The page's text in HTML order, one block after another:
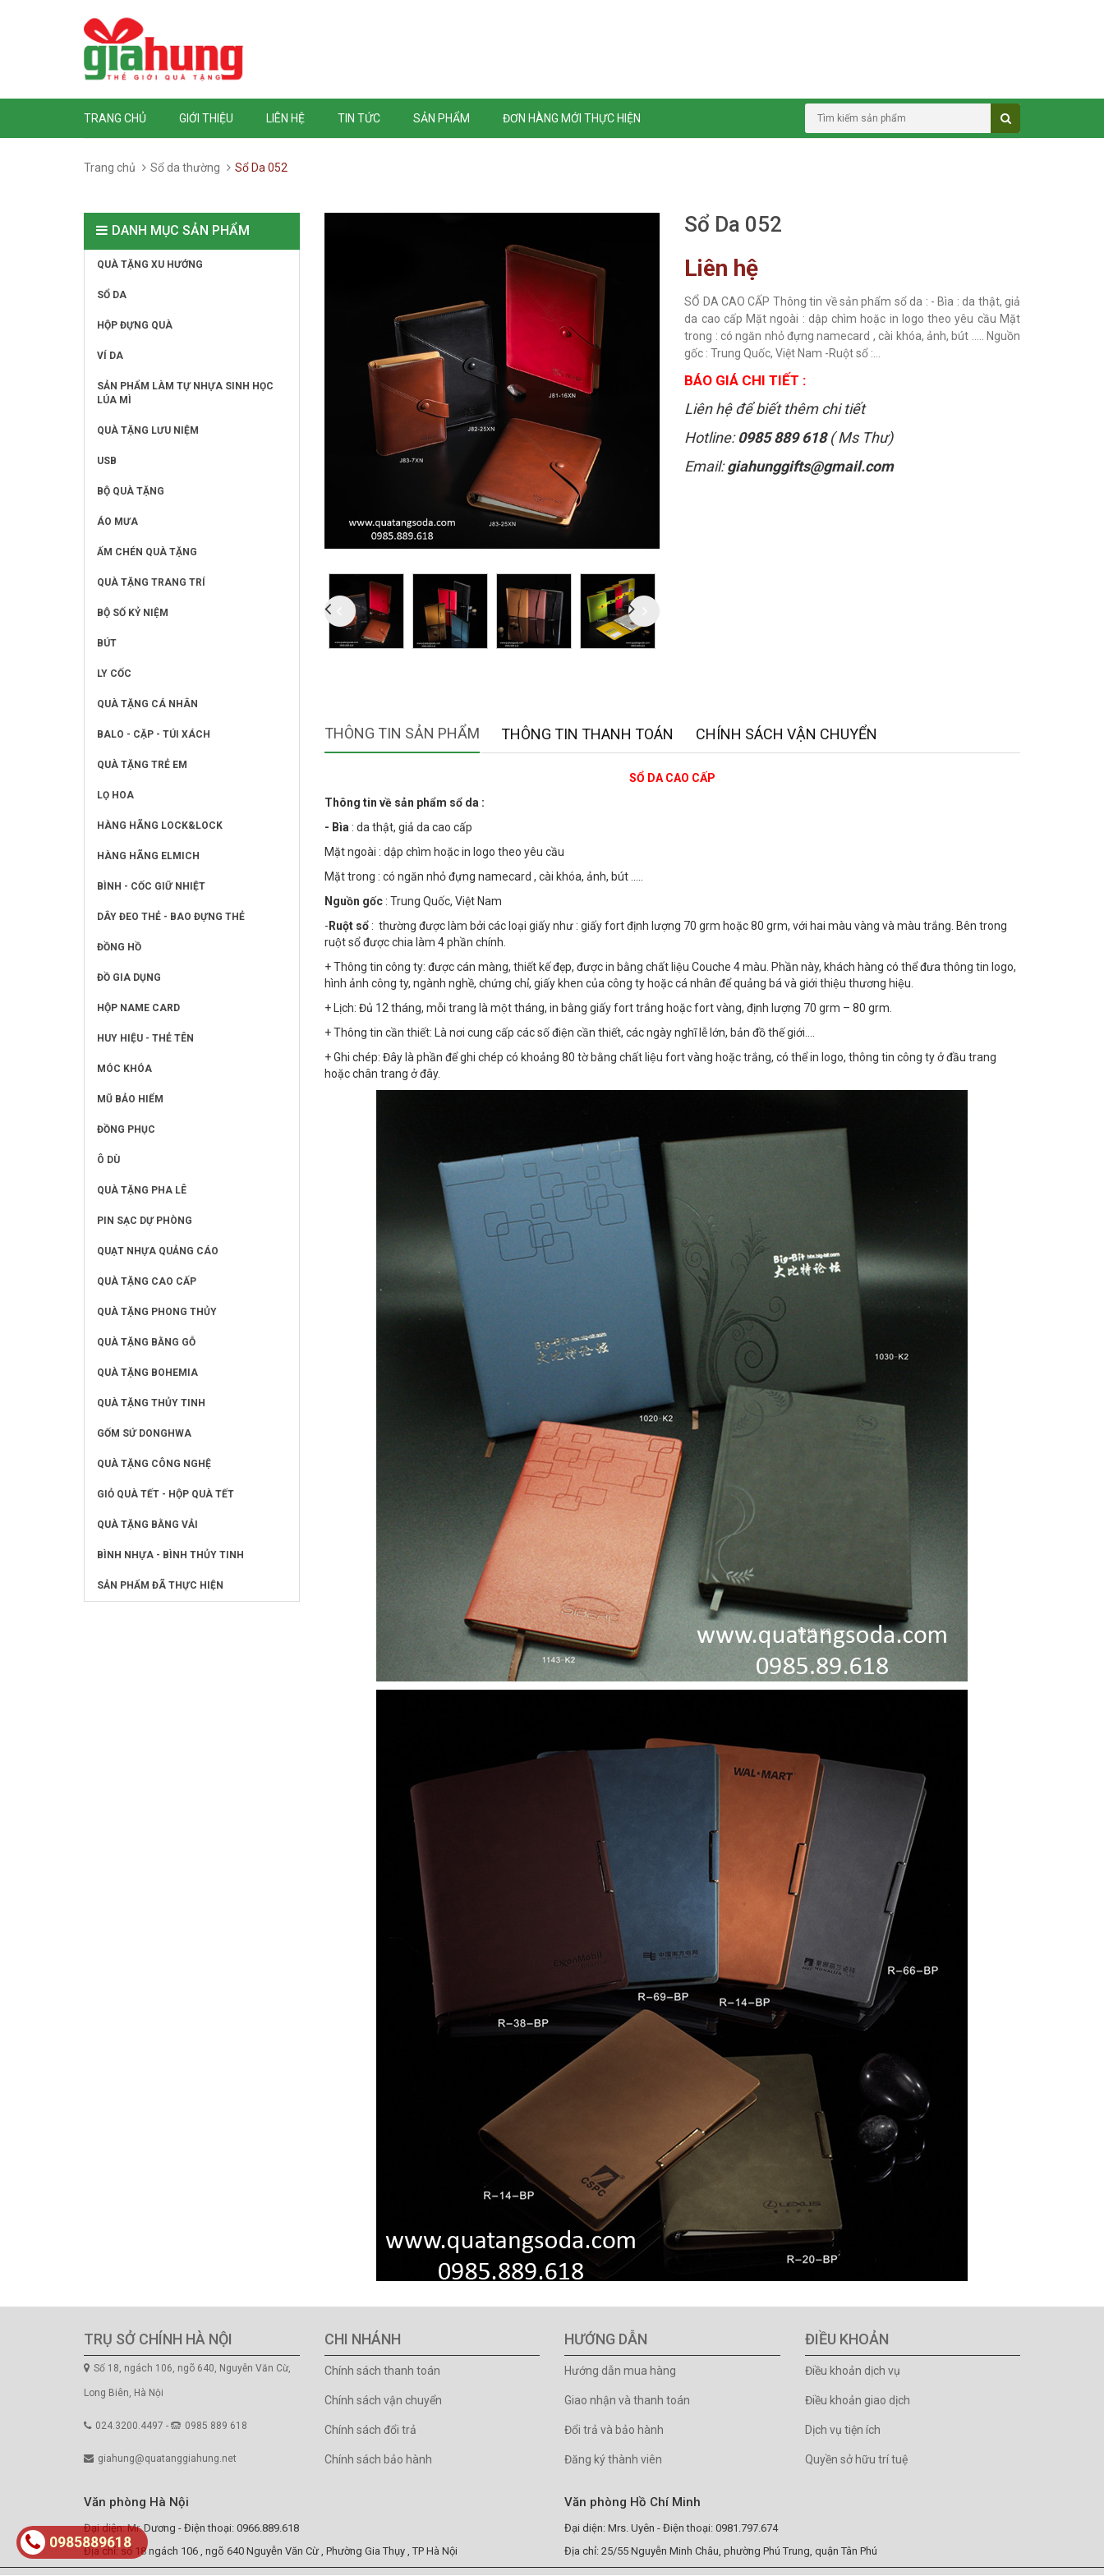
TRANG CHỦ GIỚI THIỆU LIÊN HỆ TIN TỨC SẢN PHẨM ĐƠN HÀNG MỚI THỰC HIỆN
Trang chủ Sổ da thường Sổ Da 052
Sổ Da 052
Liên hệ
SỔ DA CAO CẤP Thông tin về sản phẩm sổ da : - Bìa : da thật, giả
da cao cấp Mặt ngoài : dập chìm hoặc in logo theo yêu cầu Mặt
trong : có ngăn nhỏ đựng namecard , cài khóa, ảnh, bút ..... Nguồn
gốc : Trung Quốc, Việt Nam -Ruột sổ :...
BÁO GIÁ CHI TIẾT :
Liên hệ để biết thêm chi tiết
Hotline:0985 889 618( Ms Thư)
Email:giahunggifts@gmail.com
THÔNG TIN SẢN PHẨM THÔNG TIN THANH TOÁN CHÍNH SÁCH VẬN CHUYỂN
SỔ DA CAO CẤP
Thông tin về sản phẩm sổ da :
- Bìa : da thật, giả da cao cấp
Mặt ngoài : dập chìm hoặc in logo theo yêu cầu
Mặt trong : có ngăn nhỏ đựng namecard , cài khóa, ảnh, bút .....
Nguồn gốc: Trung Quốc, Việt Nam
- Ruột sổ: thường được làm bởi các loại giấy như : giấy fort định lượng 70 grm hoặc 80 grm, với hai màu vàng và màu trắng. Bên trong
ruột sổ được chia làm 4 phần chính.
+ Thông tin công ty: được cán màng, thiết kế đẹp, được in bằng chất liệu Couche 4 màu. Phần này, khách hàng có thể đưa thông tin logo,
hình ảnh công ty, ngành nghề, chứng chỉ, giấy khen của công ty hoặc cá nhân để quảng bá và giới thiệu thương hiệu.
+ Lịch: Đủ 12 tháng, mỗi trang là một tháng, in bằng giấy fort trắng hoặc fort vàng, định lượng 70 grm – 80 grm.
+ Thông tin cần thiết: Là nơi cung cấp các số điện cần thiết, các ngày nghĩ lễ lớn, bản đồ thế giới….
+ Ghi chép: Đây là phần để ghi chép có khoảng 80 tờ bằng chất liệu fort vàng hoặc trắng, có thể in logo, thông tin công ty ở đầu trang
hoặc chân trang ở đây.
DANH MỤC SẢN PHẨM
QUÀ TẶNG XU HƯỚNG
SỔ DA
HỘP ĐỰNG QUÀ
VÍ DA
SẢN PHẨM LÀM TỰ NHỰA SINH HỌC
LÚA MÌ
QUÀ TẶNG LƯU NIỆM
USB
BỘ QUÀ TẶNG
ÁO MƯA
ẤM CHÉN QUÀ TẶNG
QUÀ TẶNG TRANG TRÍ
BỘ SỐ KỶ NIỆM
BÚT
LY CỐC
QUÀ TẶNG CÁ NHÂN
BALO - CẶP - TÚI XÁCH
QUÀ TẶNG TRẺ EM
LỌ HOA
HÀNG HÃNG LOCK&LOCK
HÀNG HÃNG ELMICH
BÌNH - CỐC GIỮ NHIỆT
DÂY ĐEO THẺ - BAO ĐỰNG THẺ
ĐỒNG HỒ
ĐỒ GIA DỤNG
HỘP NAME CARD
HUY HIỆU - THẺ TÊN
MÓC KHÓA
MŨ BẢO HIỂM
ĐỒNG PHỤC
Ô DÙ
QUÀ TẶNG PHA LÊ
PIN SẠC DỰ PHÒNG
QUẠT NHỰA QUẢNG CÁO
QUÀ TẶNG CAO CẤP
QUÀ TẶNG PHONG THỦY
QUÀ TẶNG BẰNG GỖ
QUÀ TẶNG BOHEMIA
QUÀ TẶNG THỦY TINH
GỐM SỨ DONGHWA
QUÀ TẶNG CÔNG NGHỆ
GIỎ QUÀ TẾT - HỘP QUÀ TẾT
QUÀ TẶNG BẰNG VẢI
BÌNH NHỰA - BÌNH THỦY TINH
SẢN PHẨM ĐÃ THỰC HIỆN
TRỤ SỞ CHÍNH HÀ NỘI
Số 18, ngách 106, ngõ 640, Nguyễn Văn Cừ,
Long Biên, Hà Nội
024.3200.4497 - 0985 889 618
giahung@quatanggiahung.net
CHI NHÁNH
Chính sách thanh toán
Chính sách vận chuyển
Chính sách đổi trả
Chính sách bảo hành
HƯỚNG DẪN
Hướng dẫn mua hàng
Giao nhận và thanh toán
Đổi trả và bảo hành
Đăng ký thành viên
ĐIỀU KHOẢN
Điều khoản dịch vụ
Điều khoản giao dịch
Dịch vụ tiện ích
Quyền sở hữu trí tuệ
Văn phòng Hà Nội
Đại diện: Mr. Dương - Điện thoại: 0966.889.618
Địa chỉ: số 18 ngách 106 , ngõ 640 Nguyễn Văn Cừ , Phường Gia Thụy , TP Hà Nội
Văn phòng Hồ Chí Minh
Đại diện: Mrs. Uyên - Điện thoại: 0981.797.674
Địa chỉ: 25/55 Nguyễn Minh Châu, phường Phú Trung, quận Tân Phú
0985889618